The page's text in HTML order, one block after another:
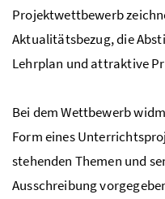
Projektwettbewerb
Aktualitätsbezug, die
Lehrplan und attraktive
Bei dem Wettbewerb
Form eines
stehenden Themen und
Ausschreibung